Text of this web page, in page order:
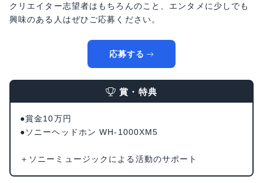
クリエイター志望者はもちろんのこと、エンタメに少しでも
興味のある人はぜひご応募ください。
応募する
賞・特典
●賞金10万円
●ソニーヘッドホン WH-1000XM5
＋ソニーミュージックによる活動のサポート